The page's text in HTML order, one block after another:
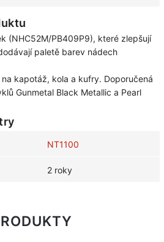
(NHC52M/PB409P9), které zlepšují
paletě barev nádech
kapotáž, kola a kufry. Doporučená
Gunmetal Black Metallic a Pearl
NT1100
2 roky